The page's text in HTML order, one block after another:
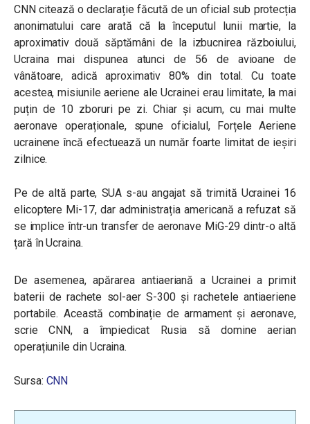
CNN citează o declarație făcută de un oficial sub protecția
anonimatului care arată că la începutul lunii martie, la
aproximativ două săptămâni de la izbucnirea războiului,
Ucraina mai dispunea atunci de 56 de avioane de
vânătoare, adică aproximativ 80% din total. Cu toate
acestea, misiunile aeriene ale Ucrainei erau limitate, la mai
puțin de 10 zboruri pe zi. Chiar și acum, cu mai multe
aeronave operaționale, spune oficialul, Forțele Aeriene
ucrainene încă efectuează un număr foarte limitat de ieșiri
zilnice.
Pe de altă parte, SUA s-au angajat să trimită Ucrainei 16
elicoptere Mi-17, dar administrația americană a refuzat să
se implice într-un transfer de aeronave MiG-29 dintr-o altă
țară în Ucraina.
De asemenea, apărarea antiaeriană a Ucrainei a primit
baterii de rachete sol-aer S-300 și rachetele antiaeriene
portabile. Această combinație de armament și aeronave,
scrie CNN, a împiedicat Rusia să domine aerian
operațiunile din Ucraina.
Sursa: CNN